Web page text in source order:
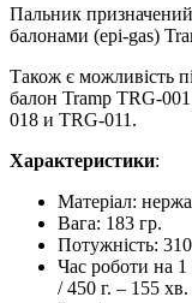
Пальник
балонами (epi-gas)
Також є можливість
балон Tramp TRG-
018 и TRG-011.
Характеристики:
Матеріал:
Вага: 183 гр.
Потужність:
Час роботи на 1
/ 450 г. – 155 хв.